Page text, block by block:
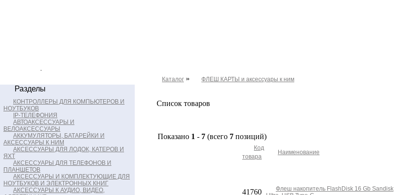
Каталог » ФЛЕШ КАРТЫ и аксессуары к ним
Разделы
КОНТРОЛЛЕРЫ ДЛЯ КОМПЬЮТЕРОВ И
НОУТБУКОВ
IP-ТЕЛЕФОНИЯ
АВТОАКСЕССУАРЫ И
ВЕЛОАКСЕССУАРЫ
АККУМУЛЯТОРЫ, БАТАРЕЙКИ И
АКСЕССУАРЫ К НИМ
АКСЕССУАРЫ ДЛЯ ЛОДОК, КАТЕРОВ И
ЯХТ
АКСЕССУАРЫ ДЛЯ ТЕЛЕФОНОВ И
ПЛАНШЕТОВ
АКСЕССУАРЫ И КОМПЛЕКТУЮЩИЕ ДЛЯ
НОУТБУКОВ И ЭЛЕКТРОННЫХ КНИГ
АКСЕССУАРЫ К АУДИО, ВИДЕО,
Список товаров
Показано 1 - 7 (всего 7 позиций)
Код
товара
Наименование
41760
Флеш накопитель FlashDisk 16 Gb Sandisk